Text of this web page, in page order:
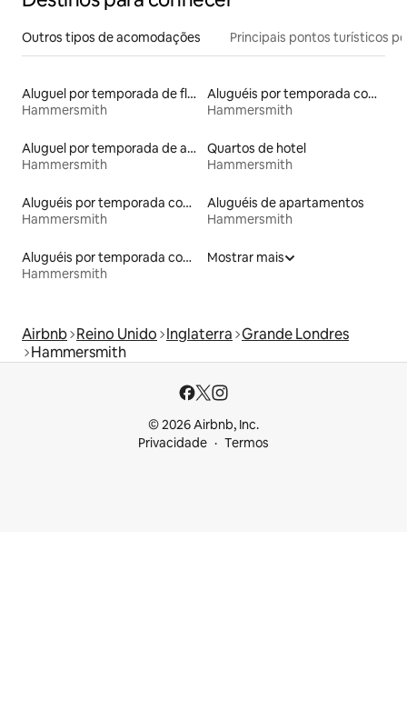
Outros tipos de acomodações Principais pontos turísticos
Aluguel por temporada de flats
Hammersmith
Aluguéis por temporada com cama de altura acessível
Hammersmith
Aluguel por temporada de apart-hotéis
Hammersmith
Quartos de hotel
Hammersmith
Aluguéis por temporada com banheiro para PCD
Hammersmith
Aluguéis de apartamentos
Hammersmith
Aluguéis por temporada com café da manhã
Hammersmith
Mostrar mais
Airbnb Reino Unido Inglaterra Grande Londres
Hammersmith
© 2026 Airbnb, Inc.
Privacidade
Termos